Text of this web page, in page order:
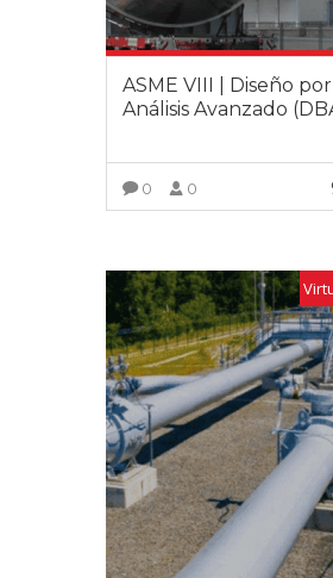
ASME VIII | Diseño por
Análisis Avanzado
0 0